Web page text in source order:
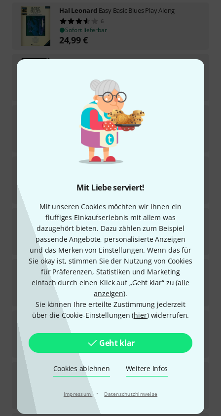
Mit Liebe serviert!
Mit unseren Cookies möchten wir Ihnen ein
fluffiges Einkaufserlebnis mit allem was
dazugehört bieten. Dazu zählen zum Beispiel
passende Angebote, personalisierte Anzeigen
und das Merken von Einstellungen. Wenn das für
Sie okay ist, stimmen Sie der Nutzung von Cookies
für Präferenzen, Statistiken und Marketing
einfach durch einen Klick auf „Geht klar“ zu (alle
anzeigen).
Sie können Ihre erteilte Zustimmung jederzeit
über die Cookie-Einstellungen (hier) widerrufen.
Geht klar
Cookies ablehnen Weitere Infos
Impressum · Datenschutzhinweise
Hal Leonard Easy Basic Blues Play Along
6
Sofort lieferbar
24,99€
Music FactoryEasy Charts Play-Along Special
Sofort lieferbar
Hal LeonardMovie Songs For Two Trumpets
1
Sofort lieferbar
€
Hal LeonardJazz Play-Along Bluesy Jazz
Sofort lieferbar
24,99€
Music FactoryEasy Charts Play-Along 15
Sofort lieferbar
19,50€
Hal Leonard Saxophone Omnibook Bb
Sofort lieferbar
Jamey AebersoldSt. Louis Blues
Hal Leonard101 Jazz Songs for Trumpet
Sofort lieferbar
23,99€